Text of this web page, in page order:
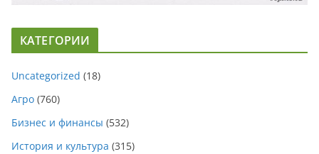
КАТЕГОРИИ
Uncategorized (18)
Агро (760)
Бизнес и финансы (532)
История и культура (315)